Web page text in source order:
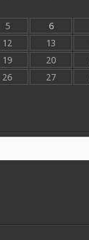
5 6
12 13
19 20
26 27